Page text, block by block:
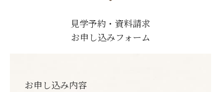
見学予約・資料請求
お申し込みフォーム
お申し込み内容